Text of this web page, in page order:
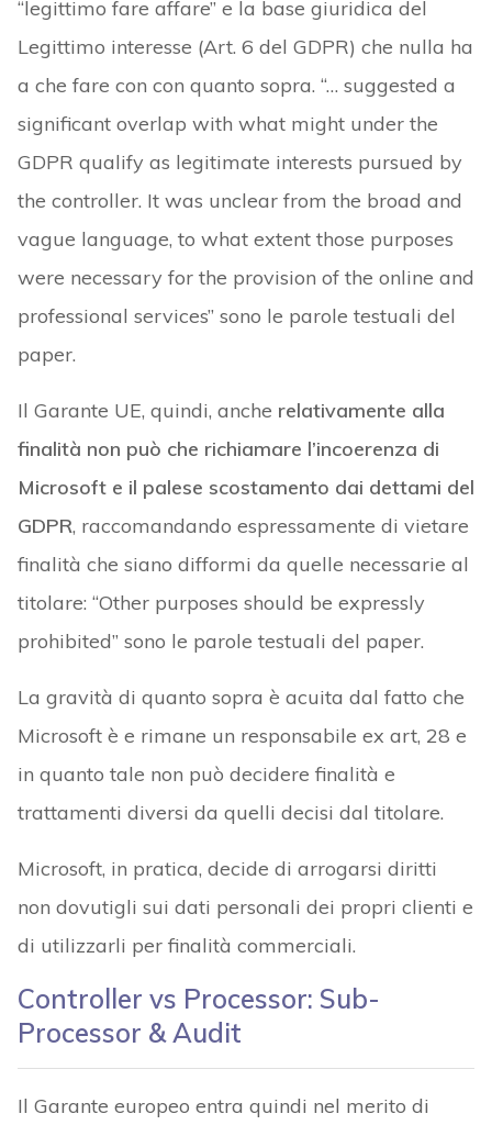
“legittimo fare affare” e la base giuridica del
Legittimo interesse (Art. 6 del GDPR) che nulla ha
a che fare con con quanto sopra. “… suggested a
significant overlap with what might under the
GDPR qualify as legitimate interests pursued by
the controller. It was unclear from the broad and
vague language, to what extent those purposes
were necessary for the provision of the online and
professional services” sono le parole testuali del
paper.
Il Garante UE, quindi, anche relativamente alla
finalità non può che richiamare l’incoerenza di
Microsoft e il palese scostamento dai dettami del
GDPR, raccomandando espressamente di vietare
finalità che siano difformi da quelle necessarie al
titolare: “Other purposes should be expressly
prohibited” sono le parole testuali del paper.
La gravità di quanto sopra è acuita dal fatto che
Microsoft è e rimane un responsabile ex art, 28 e
in quanto tale non può decidere finalità e
trattamenti diversi da quelli decisi dal titolare.
Microsoft, in pratica, decide di arrogarsi diritti
non dovutigli sui dati personali dei propri clienti e
di utilizzarli per finalità commerciali.
Controller vs Processor: Sub-
Processor & Audit
Il Garante europeo entra quindi nel merito di